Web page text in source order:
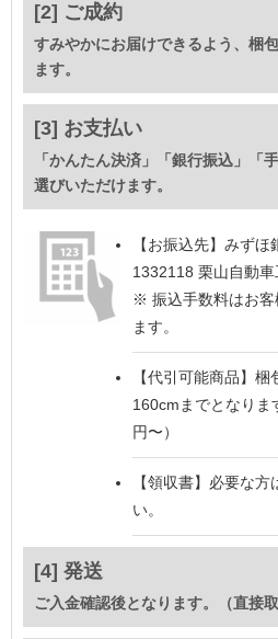
[2] ご成約
すみやかにお届けできるよう、梱
ます。
[3] お支払い
「かんたん決済」「銀行振込」「
選びいただけます。
【お振込先】 みずほ
1332118 栗山自動
※ 振込手数料はお客
ます。
【代引可能商品】 梱
160cmまでとなりま
円〜）
【領収書】 必要な方
い。
[4] 発送
ご入金確認後となります。（直接取